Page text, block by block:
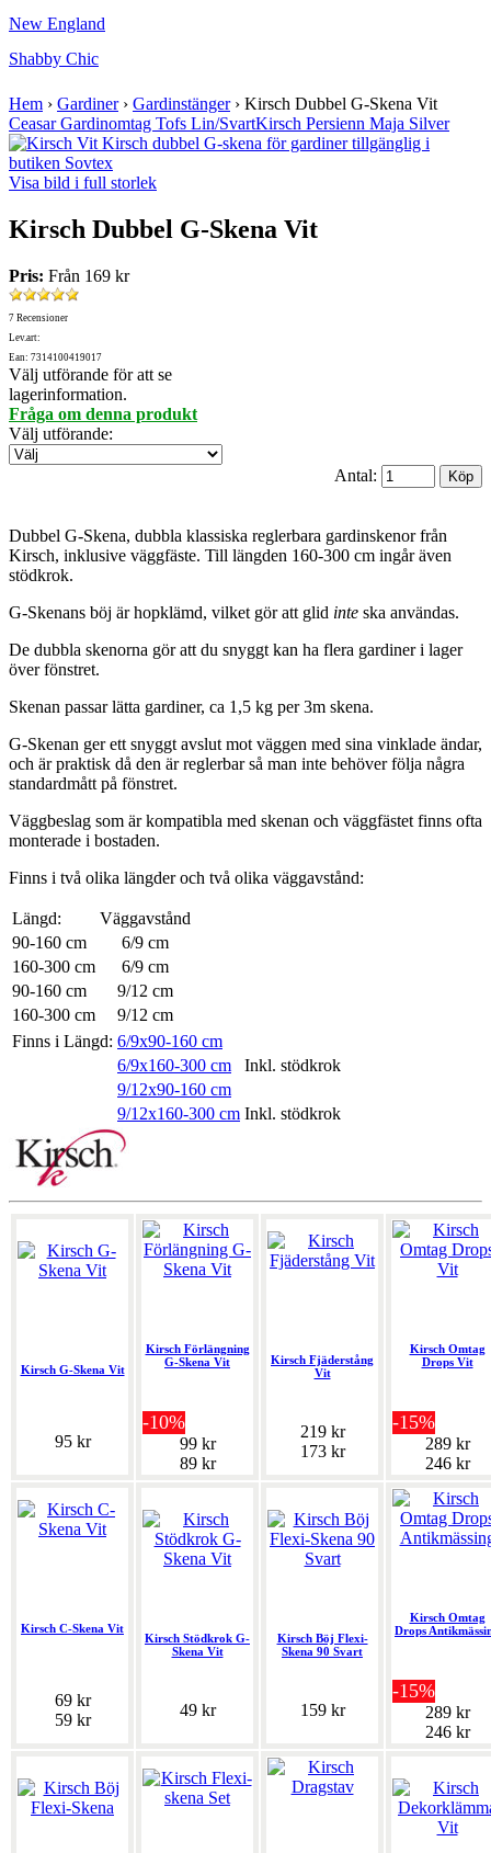
New England
Shabby Chic
Hem › Gardiner› Gardinstänger› Kirsch Dubbel G-Skena Vit
Ceasar Gardinomtag Tofs Lin/SvartKirsch Persienn Maja Silver
Visa bild i full storlek
Kirsch Dubbel G-Skena Vit
Pris: Från 169 kr
7 Recensioner
Lev.art:
Ean: 7314100419017
Välj utförande för att se
lagerinformation.
Fråga om denna produkt
Välj utförande:
Antal:
Dubbel G-Skena, dubbla klassiska reglerbara gardinskenor från
Kirsch, inklusive väggfäste. Till längden 160-300 cm ingår även
stödkrok.
G-Skenans böj är hopklämd, vilket gör att glid inte ska användas.
De dubbla skenorna gör att du snyggt kan ha flera gardiner i lager
över fönstret.
Skenan passar lätta gardiner, ca 1,5 kg per 3m skena.
G-Skenan ger ett snyggt avslut mot väggen med sina vinklade ändar,
och är praktisk då den är reglerbar så man inte behöver följa några
standardmått på fönstret.
Väggbeslag som är kompatibla med skenan och väggfästet finns ofta
monterade i bostaden.
Finns i två olika längder och två olika väggavstånd:
Längd:
Väggavstånd
90-160 cm
6/9 cm
160-300 cm
6/9 cm
90-160 cm
9/12 cm
160-300 cm
9/12 cm
Finns i Längd: 6/9x90-160 cm
6/9x160-300 cm
Inkl. stödkrok
9/12x90-160 cm
9/12x160-300 cm Inkl. stödkrok
Kirsch G-Skena Vit
95 kr
Kirsch Förlängning
G-Skena Vit
-10%
99 kr
89 kr
Kirsch Fjäderstång
Vit
219 kr
173 kr
Kirsch Omtag
Drops Vit
-15%
289 kr
246 kr
Kirsch C-Skena Vit
69 kr
59 kr
Kirsch Stödkrok G-
Skena Vit
49 kr
Kirsch Böj Flexi-
Skena 90 Svart
159 kr
Kirsch Omtag
Drops
-15%
289 kr
246 kr